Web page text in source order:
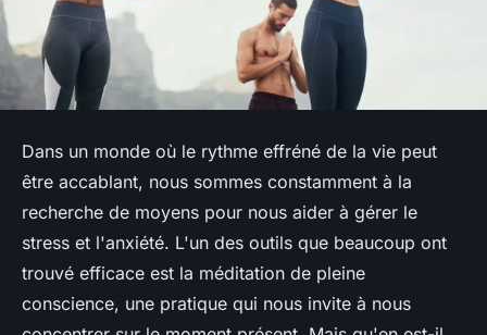
Dans un monde où le rythme effréné de la vie peut
être accablant, nous sommes constamment à la
recherche de moyens pour nous aider à gérer le
stress et l'anxiété. L'un des outils que beaucoup ont
trouvé efficace est la méditation de pleine
conscience, une pratique qui nous invite à nous